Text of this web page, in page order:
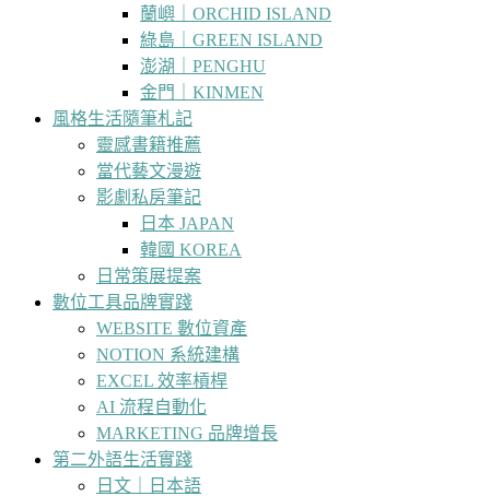
蘭嶼｜ORCHID ISLAND
綠島｜GREEN ISLAND
澎湖｜PENGHU
金門｜KINMEN
風格生活隨筆札記
靈感書籍推薦
當代藝文漫遊
影劇私房筆記
日本 JAPAN
韓國 KOREA
日常策展提案
數位工具品牌實踐
WEBSITE 數位資產
NOTION 系統建構
EXCEL 效率槓桿
AI 流程自動化
MARKETING 品牌增長
第二外語生活實踐
日文｜日本語